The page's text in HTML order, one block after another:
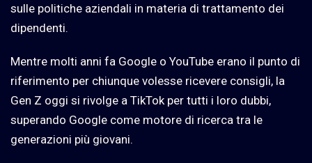
sulle politiche aziendali in materia di trattamento dei
dipendenti.
Mentre molti anni fa Google o YouTube erano il punto di
riferimento per chiunque volesse ricevere consigli, la
Gen Z oggi si rivolge a TikTok per tutti i loro dubbi,
superando Google come motore di ricerca tra le
generazioni più giovani.